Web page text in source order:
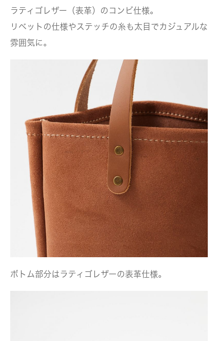
ラティゴレザー（表革）のコンビ仕様。
リベットの仕様やステッチの糸も太目でカジュアルな
雰囲気に。
ボトム部分はラティゴレザーの表革仕様。